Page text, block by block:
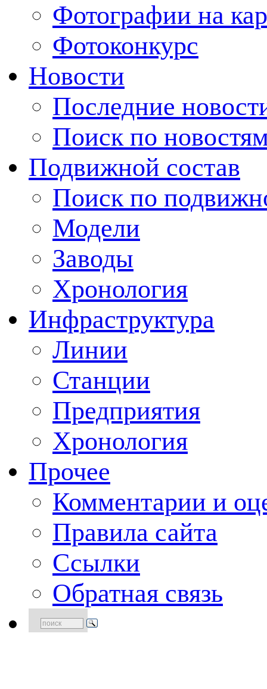
Фотографии на
Фотоконкурс
Новости
Последние
Поиск по
Подвижной состав
Поиск по
Модели
Заводы
Хронология
Инфраструктура
Линии
Станции
Предприятия
Хронология
Прочее
Комментарии и
Правила сайта
Ссылки
Обратная связь